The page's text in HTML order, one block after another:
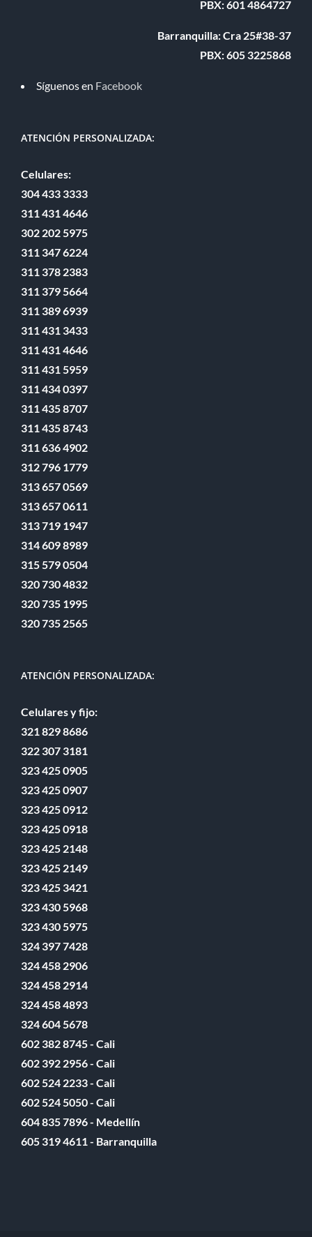
PBX: 601 4864727
Barranquilla: Cra 25#38-37
PBX: 605 3225868
Síguenos en Facebook
ATENCIÓN PERSONALIZADA:
Celulares:
304 433 3333
311 431 4646
302 202 5975
311 347 6224
311 378 2383
311 379 5664
311 389 6939
311 431 3433
311 431 4646
311 431 5959
311 434 0397
311 435 8707
311 435 8743
311 636 4902
312 796 1779
313 657 0569
313 657 0611
313 719 1947
314 609 8989
315 579 0504
320 730 4832
320 735 1995
320 735 2565
ATENCIÓN PERSONALIZADA:
Celulares y fijo:
321 829 8686
322 307 3181
323 425 0905
323 425 0907
323 425 0912
323 425 0918
323 425 2148
323 425 2149
323 425 3421
323 430 5968
323 430 5975
324 397 7428
324 458 2906
324 458 2914
324 458 4893
324 604 5678
602 382 8745 - Cali
602 392 2956 - Cali
602 524 2233 - Cali
602 524 5050 - Cali
604 835 7896 - Medellín
605 319 4611 - Barranquilla